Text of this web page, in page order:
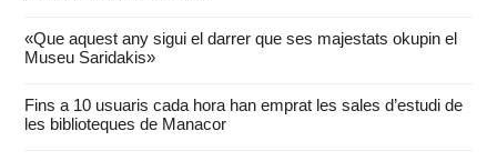
«Que aquest any sigui el darrer que ses majestats okupin el
Museu Saridakis»
Fins a 10 usuaris cada hora han emprat les sales d’estudi de
les biblioteques de Manacor